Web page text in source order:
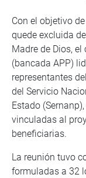
Con el objetivo
quede excluida
Madre de Dios,
(bancada APP)
representantes
del Servicio
Estado
vinculadas al
beneficiarias.
La reunión tuvo
formuladas a 32